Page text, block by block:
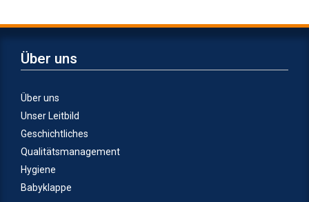
Über uns
Über uns
Unser Leitbild
Geschichtliches
Qualitätsmanagement
Hygiene
Babyklappe